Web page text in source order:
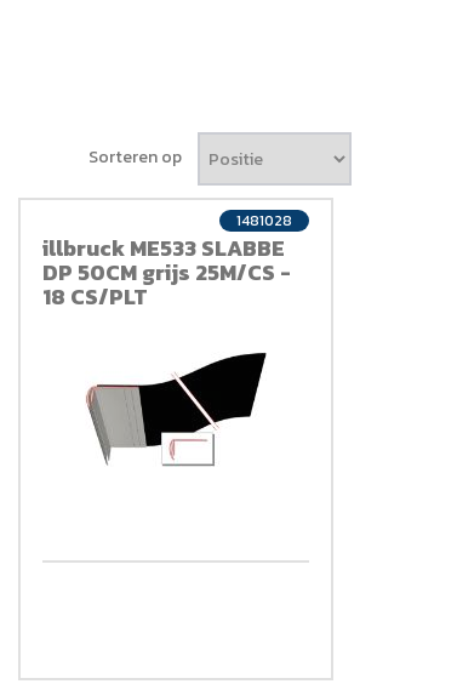
Sorteren op
illbruck ME533 SLABBE
DP 50CM grijs 25M/CS -
18 CS/PLT
1481028